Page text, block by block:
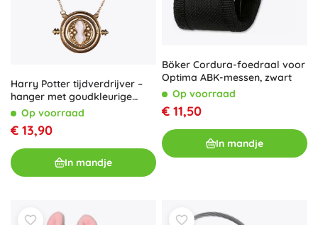
Harry Potter tijdverdrijver –
hanger met goudkleurige
ketting
Op voorraad
€ 13,90
In mandje
Böker Cordura-foedraal voor
Optima ABK-messen, zwart
Op voorraad
€ 11,50
In mandje